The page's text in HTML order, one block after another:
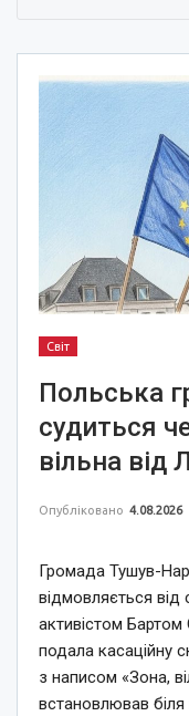
Світ
Польська
судиться
вільна від
Опубліковано 4.08.2026
Громада Тушув-
відмовляється
активістом
подала касаційну
з написом «Зона,
встановлював біля